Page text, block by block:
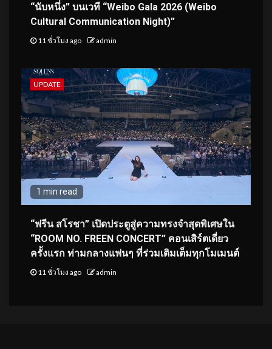
“นับหนึ่ง” บนเวที “Weibo Gala 2026 (Weibo
Cultural Communication Night)”
11 ชั่วโมง ago admin
UPDATE
1 min read
“ฟรีน สโรชา” เปิดประตูสู่ความทรงจำสุดพิเศษใน
“ROOM NO. FREEN CONCERT” คอนเสิร์ตเดี่ยว
ครั้งแรก ท่ามกลางแฟนๆ ที่ร่วมเติมเต็มทุกโมเมนต์
11 ชั่วโมง ago admin